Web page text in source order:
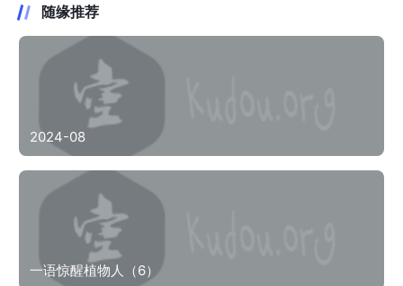
随缘推荐
2024-08
一语惊醒植物人（6）